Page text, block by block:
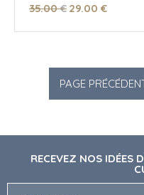
35.00 € 29.00 €
RECEVEZ NOS IDÉES